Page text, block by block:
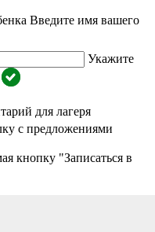
Введите имя вашего
Укажите
для лагеря
с предложениями
кнопку "Записаться в